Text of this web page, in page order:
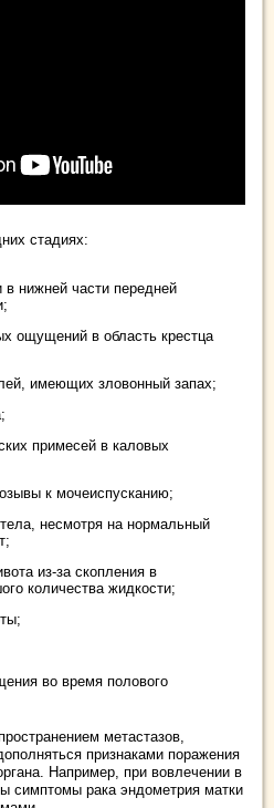
стадиях:
в нижней части передней
ощущений в область крестца
имеющих зловонный запах;
примесей в каловых
к мочеиспусканию;
несмотря на нормальный
из-за скопления в
количества жидкости;
во время полового
метастазов,
признаками поражения
Например, при вовлечении в
симптомы рака эндометрия матки